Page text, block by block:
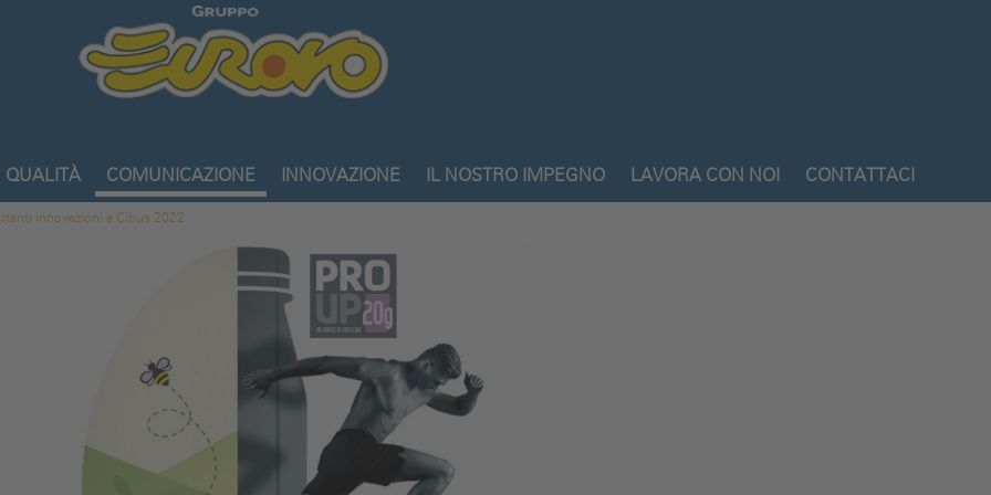
innovazioni a Cibus 2022
QUALITÀ COMUNICAZIONE INNOVAZIONE IL NOSTRO IMPEGNO LAVORA CON NOI CONTATTACI